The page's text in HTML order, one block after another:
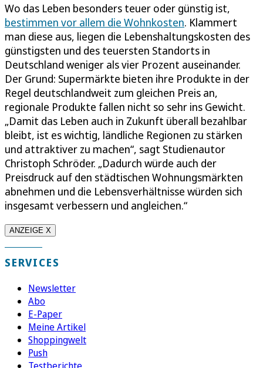
Wo das Leben besonders teuer oder günstig ist,
bestimmen vor allem die Wohnkosten. Klammert
man diese aus, liegen die Lebenshaltungskosten des
günstigsten und des teuersten Standorts in
Deutschland weniger als vier Prozent auseinander.
Der Grund: Supermärkte bieten ihre Produkte in der
Regel deutschlandweit zum gleichen Preis an,
regionale Produkte fallen nicht so sehr ins Gewicht.
„Damit das Leben auch in Zukunft überall bezahlbar
bleibt, ist es wichtig, ländliche Regionen zu stärken
und attraktiver zu machen“, sagt Studienautor
Christoph Schröder. „Dadurch würde auch der
Preisdruck auf den städtischen Wohnungsmärkten
abnehmen und die Lebensverhältnisse würden sich
insgesamt verbessern und angleichen.“
ANZEIGE X
SERVICES
Newsletter
Abo
E-Paper
Meine Artikel
Shoppingwelt
Push